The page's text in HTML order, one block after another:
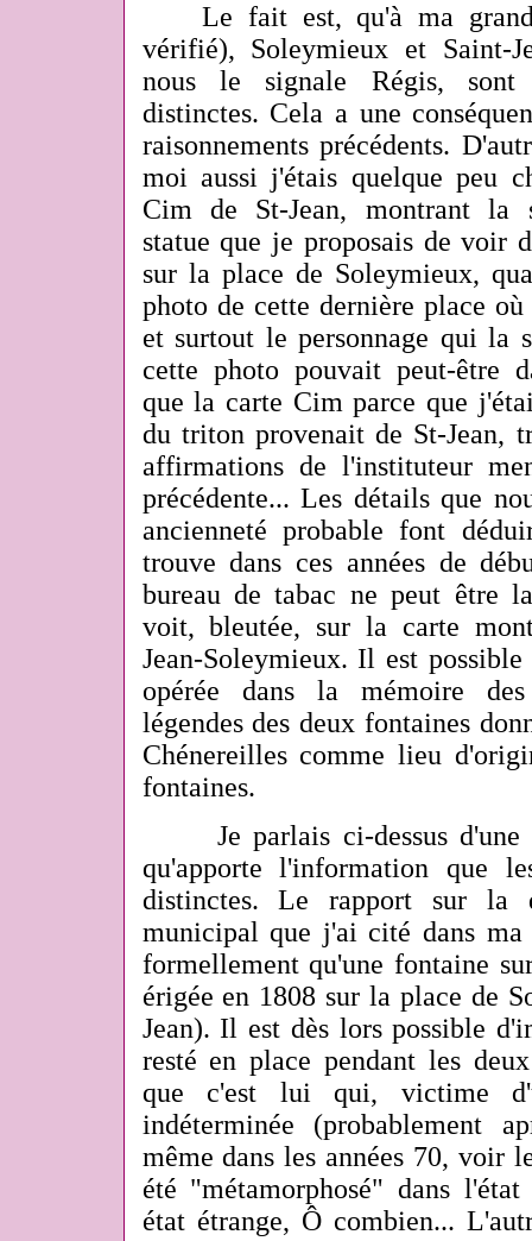
Le fait est, qu'à ma
vérifié), Soleymieux et Saint-
nous le signale Régis, sont
distinctes. Cela a une
raisonnements précédents.
moi aussi j'étais quelque peu
Cim de St-Jean, montrant la
statue que je proposais de voir
sur la place de Soleymieux,
photo de cette dernière place
et surtout le personnage qui la
cette photo pouvait peut-être
que la carte Cim parce que
du triton provenait de St-Jean,
affirmations de l'instituteur
précédente... Les détails que
ancienneté probable font
trouve dans ces années de
bureau de tabac ne peut être
voit, bleutée, sur la carte
Jean-Soleymieux. Il est
opérée dans la mémoire
légendes des deux fontaines
Chénereilles comme lieu
fontaines.
Je parlais ci-dessus d'une
qu'apporte l'information que
distinctes. Le rapport sur la
municipal que j'ai cité dans ma
formellement qu'une fontaine
érigée en 1808 sur la place de
Jean). Il est dès lors possible
resté en place pendant les
que c'est lui qui, victime
indéterminée (probablement
même dans les années 70, voir
été "métamorphosé" dans
état étrange, Ô combien...